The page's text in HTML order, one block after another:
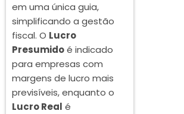
em uma única guia,
simplificando a gestão
fiscal. O Lucro
Presumidoé indicado
para empresas com
margens de lucro mais
previsíveis, enquanto o
Lucro Real é